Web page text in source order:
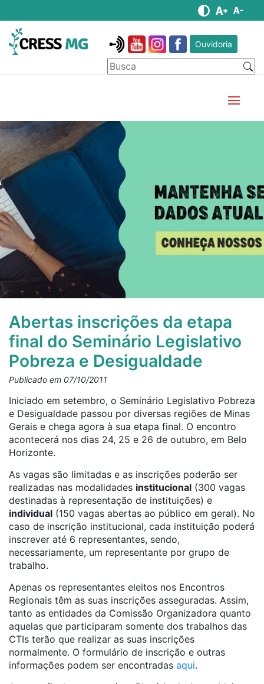
Ouvidoria
Abertas inscrições da etapa
final do Seminário Legislativo
Pobreza e Desigualdade
Publicado em 07/10/2011
Iniciado em setembro, o Seminário Legislativo Pobreza
e Desigualdade passou por diversas regiões de Minas
Gerais e chega agora à sua etapa final. O encontro
acontecerá nos dias 24, 25 e 26 de outubro, em Belo
Horizonte.
As vagas são limitadas e as inscrições poderão ser
realizadas nas modalidades institucional (300 vagas
destinadas à representação de instituições) e
individual (150 vagas abertas ao público em geral). No
caso de inscrição institucional, cada instituição poderá
inscrever até 6 representantes, sendo,
necessariamente, um representante por grupo de
trabalho.
Apenas os representantes eleitos nos Encontros
Regionais têm as suas inscrições asseguradas. Assim,
tanto as entidades da Comissão Organizadora quanto
aquelas que participaram somente dos trabalhos das
CTIs terão que realizar as suas inscrições
normalmente. O formulário de inscrição e outras
informações podem ser encontradas aqui.